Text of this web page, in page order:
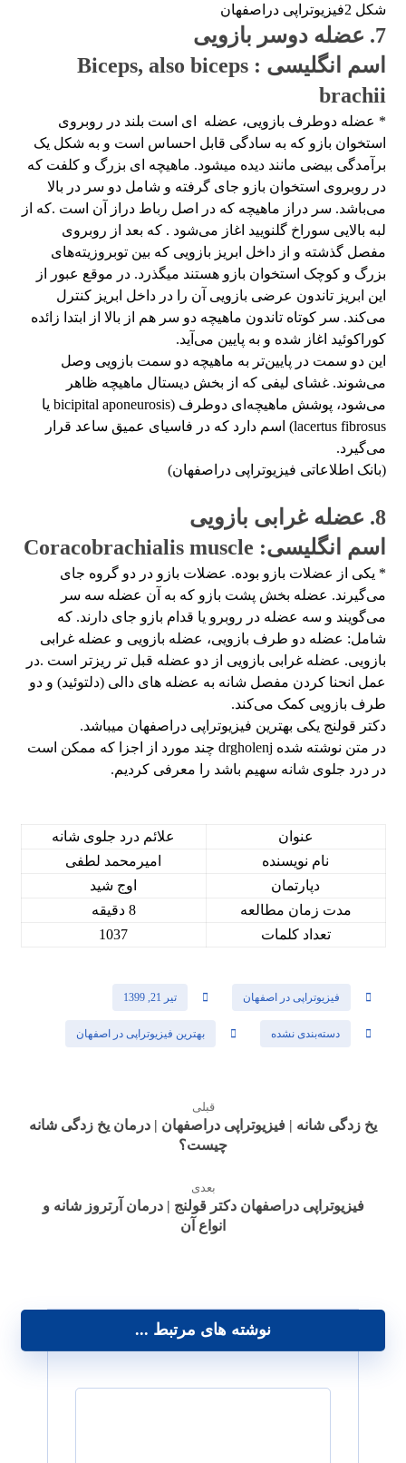
شکل 2فیزیوتراپی دراصفهان
7. عضله دوسر بازویی
اسم انگلیسی : Biceps, also biceps
brachii
* عضله دوطرف بازویی، عضله ای است بلند در روبروی
استخوان بازو که به سادگی قابل احساس است و به شکل یک
برآمدگی بیضی‌ مانند دیده میشود. ماهیچه ای بزرگ و کلفت که
در روبروی استخوان بازو جای گرفته و شامل دو سر در بالا
می‌باشد. سر دراز ماهیچه که در اصل رباط دراز آن است .که از
لبه بالایی سوراخ گلنویید اغاز می‌شود . که بعد از روبروی
مفصل گذشته و از داخل ابریز بازویی که بین توبروزیته‌های
بزرگ و کوچک استخوان بازو هستند میگذرد. در موقع عبور از
این ابریز تاندون عرضی بازویی آن را در داخل ابریز کنترل
می‌کند. سر کوتاه تاندون ماهیچه دو سر هم از بالا از ابتدا زائده
کوراکوئید اغاز شده و به پایین می‌آید.
این دو سمت در پایین‌تر به ماهیچه دو سمت بازویی وصل
می‌شوند. غشای لیفی که از بخش دیستال ماهیچه ظاهر
می‌شود، پوشش ماهیچه‌ای دوطرف (bicipital aponeurosis یا
lacertus fibrosus) اسم دارد که در فاسیای عمیق ساعد قرار
می‌گیرد.
(بانک اطلاعاتی فیزیوتراپی دراصفهان)
8. عضله غرابی بازویی
اسم انگلیسی: Coracobrachialis muscle
* یکی از عضلات بازو بوده. عضلات بازو در دو گروه جای
می‌گیرند. عضله بخش پشت بازو که به آن عضله سه سر
می‌گویند و سه عضله در روبرو یا قدام بازو جای دارند. که
شامل: عضله دو طرف بازویی، عضله بازویی و عضله غرابی
بازویی. عضله غرابی بازویی از دو عضله قبل تر ریزتر است .در
عمل انحنا کردن مفصل شانه به عضله های دالی (دلتوئید) و دو
طرف بازویی کمک می‌کند.
دکتر قولنج یکی بهترین فیزیوتراپی دراصفهان میباشد.
در متن نوشته شده drgholenj چند مورد از اجزا که ممکن است
در درد جلوی شانه سهیم باشد را معرفی کردیم.
عنوان
علائم درد جلوی شانه
نام نویسنده
امیرمحمد لطفی
دپارتمان
اوج شید
مدت زمان مطالعه
8 دقیقه
تعداد کلمات
1037
فیزیوتراپی در اصفهان تیر 21, 1399
دسته‌بندی نشده بهترین فیزیوتراپی در اصفهان
قبلی
یخ زدگی شانه | فیزیوتراپی دراصفهان | درمان یخ زدگی شانه
چیست؟
بعدی
فیزیوتراپی دراصفهان دکتر قولنج | درمان آرتروز شانه و
انواع آن
نوشته های مرتبط ...